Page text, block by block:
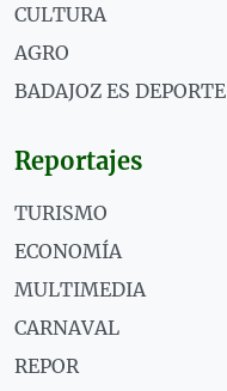
CULTURA
AGRO
BADAJOZ ES DEPORTE
Reportajes
TURISMO
ECONOMÍA
MULTIMEDIA
CARNAVAL
REPOR